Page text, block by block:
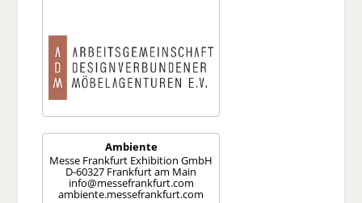
Ambiente
Messe Frankfurt Exhibition GmbH
D-60327 Frankfurt am Main
info@messefrankfurt.com
ambiente.messefrankfurt.com